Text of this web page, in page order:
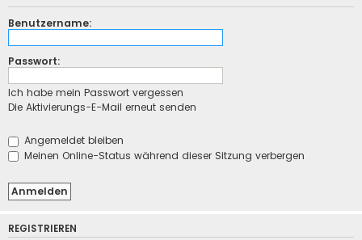
Benutzername:
Passwort:
Ich habe mein Passwort vergessen
Die Aktivierungs-E-Mail erneut senden
Angemeldet bleiben
Meinen Online-Status während dieser Sitzung verbergen
REGISTRIEREN